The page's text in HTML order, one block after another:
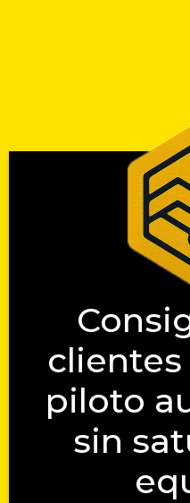
clientes
piloto
sin